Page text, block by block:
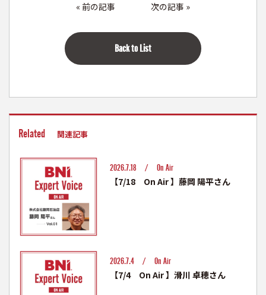
« 前の記事 次の記事 »
Back to List
Related 関連記事
2026.7.18 /On Air
【7/18 On Air 】藤岡 陽平さん
2026.7.4 /On Air
【7/4 On Air 】滑川 卓穂さん